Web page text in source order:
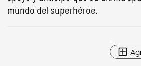
mundo del superhéroe.